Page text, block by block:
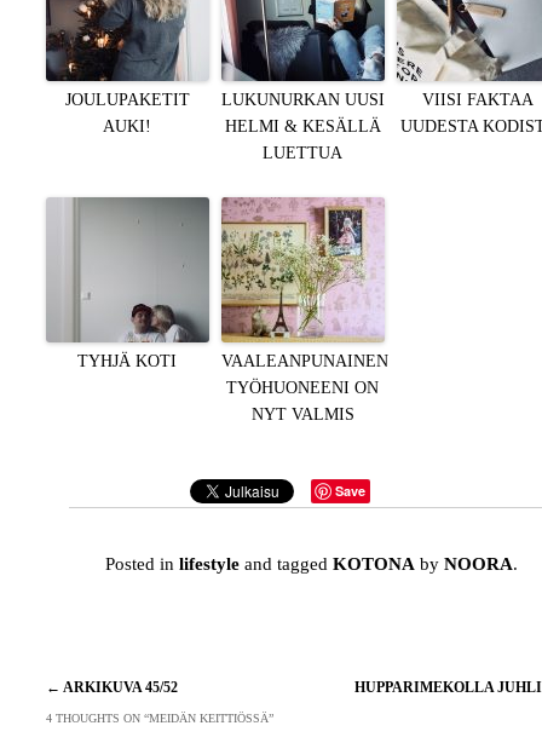
JOULUPAKETIT
AUKI!
LUKUNURKAN UUSI
HELMI & KESÄLLÄ
LUETTUA
VIISI FAKTAA
UUDESTA
TYHJÄ KOTI
VAALEANPUNAINEN
TYÖHUONEENI ON
NYT VALMIS
Save
Posted in lifestyleand tagged KOTONA by NOORA.
Artikkelien
selaus
← ARKIKUVA 45/52 HUPPARIMEKOLLA
4 THOUGHTS ON “MEIDÄN KEITTIÖSSÄ”